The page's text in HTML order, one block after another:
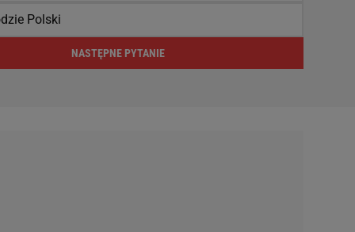
Polski
NASTĘPNE PYTANIE